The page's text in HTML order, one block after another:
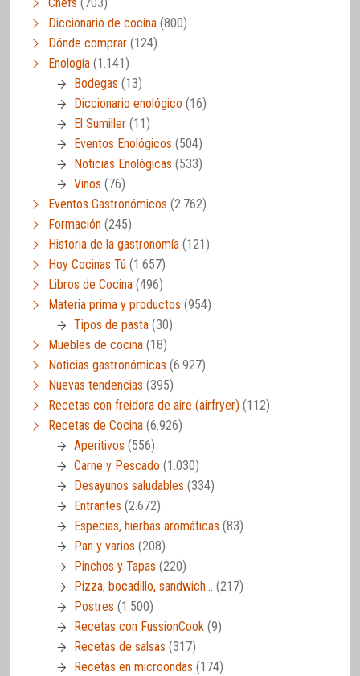
Chefs (703)
Diccionario de cocina (800)
Dónde comprar (124)
Enología (1.141)
Bodegas (13)
Diccionario enológico (16)
El Sumiller (11)
Eventos Enológicos (504)
Noticias Enológicas (533)
Vinos (76)
Eventos Gastronómicos (2.762)
Formación (245)
Historia de la gastronomía (121)
Hoy Cocinas Tú (1.657)
Libros de Cocina (496)
Materia prima y productos (954)
Tipos de pasta (30)
Muebles de cocina (18)
Noticias gastronómicas (6.927)
Nuevas tendencias (395)
Recetas con freidora de aire (airfryer) (112)
Recetas de Cocina (6.926)
Aperitivos (556)
Carne y Pescado (1.030)
Desayunos saludables (334)
Entrantes (2.672)
Especias, hierbas aromáticas (83)
Pan y varios (208)
Pinchos y Tapas (220)
Pizza, bocadillo, sandwich… (217)
Postres (1.500)
Recetas con FussionCook (9)
Recetas de salsas (317)
Recetas en microondas (174)